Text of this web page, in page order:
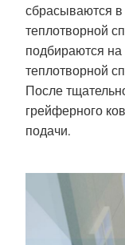
сбрасываются в
теплотворной
подбираются
теплотворной
После
грейферного
подачи.